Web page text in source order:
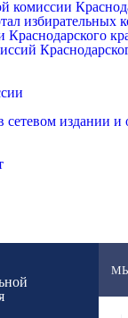
комиссии
избирательных
Краснодарского
сетевом издании